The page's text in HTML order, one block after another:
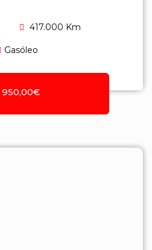
417.000 Km
Gasóleo
950,00€